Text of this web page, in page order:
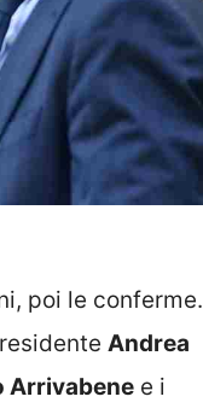
poi le conferme.
Andrea
Arrivabene e i